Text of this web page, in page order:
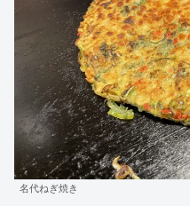
名代ねぎ焼き